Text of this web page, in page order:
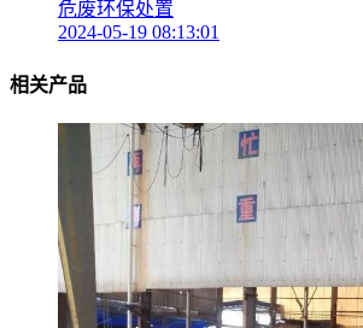
危废环保处置
2024-05-19 08:13:01
相关产品